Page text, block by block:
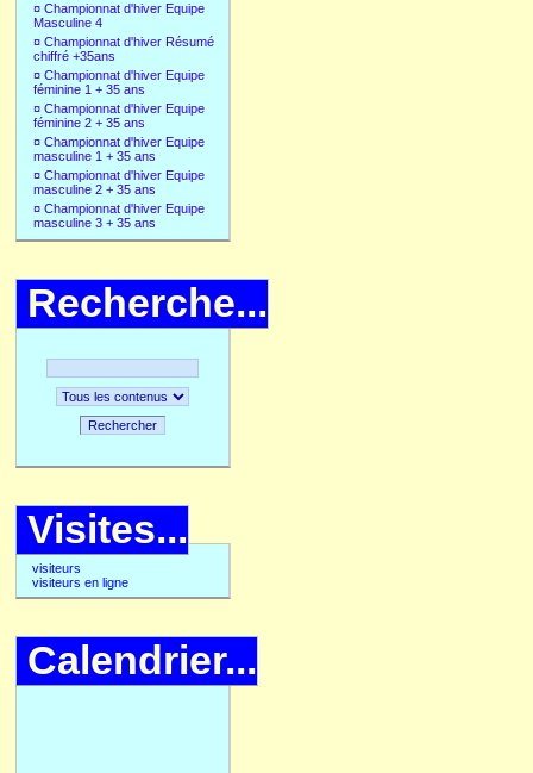
¤ Championnat d'hiver Equipe
Masculine 4
¤ Championnat d'hiver Résumé
chiffré +35ans
¤ Championnat d'hiver Equipe
féminine 1 + 35 ans
¤ Championnat d'hiver Equipe
féminine 2 + 35 ans
¤ Championnat d'hiver Equipe
masculine 1 + 35 ans
¤ Championnat d'hiver Equipe
masculine 2 + 35 ans
¤ Championnat d'hiver Equipe
masculine 3 + 35 ans
Recherche...
Rechercher
Visites...
visiteurs
visiteurs en ligne
Calendrier...